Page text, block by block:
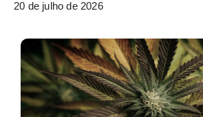
20 de julho de 2026